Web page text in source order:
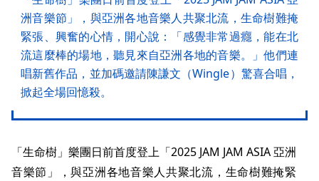
洲音樂節」，與亞洲各地音樂人共聚北流，生命樹難掩
緊張、興奮的心情，開心說：「感覺非常過癮，能在北
流這麼棒的場地，聽見來自亞洲各地的音樂。」他們連
唱新舊作品，並加碼邀請陳謙文（Wingle）驚喜合唱，
掀起全場回憶殺。
「生命樹」樂團日前首度登上「2025 JAM JAM ASIA 亞洲
音樂節」，與亞洲各地音樂人共聚北流，生命樹難掩緊